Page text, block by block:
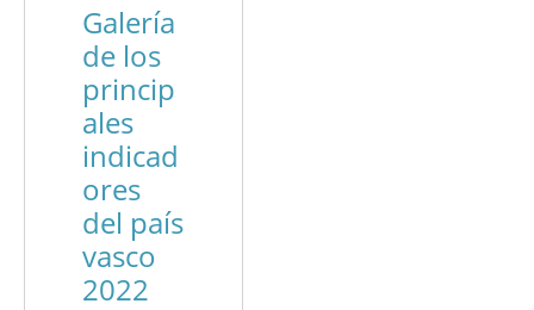
Galería
de los
princip
ales
indicad
ores
del país
vasco
2022